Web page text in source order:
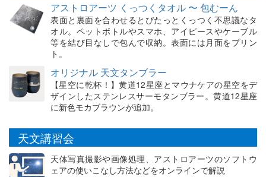
アストロアーツ くっつくタオル 〜 包むーん
表面と裏面を合わせるとぴたっとくっつく不思議なタ
オル。ペットボトルやスマホ、アイピースやケーブル
等を結び目なしで包んで収納。表面には月面をプリン
ト。
オリジナル 天文タンブラー
【星空に乾杯！】黄道12星座とマウナケアの星空をデ
ザインしたステンレスサーモタンブラー。黄道12星座
に新色モカブラウンが追加。
天文講習会
天体写真撮影や画像処理、アストロアーツのソフトウ
ェアの使いこなし方法などをオンラインで解説